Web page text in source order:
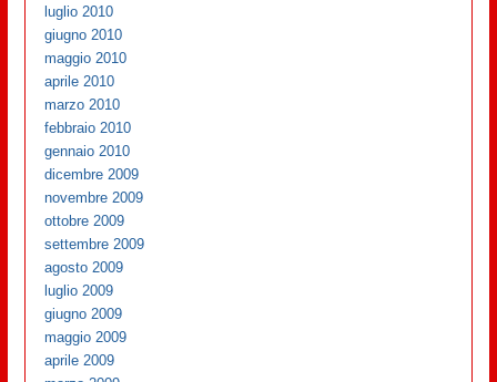
luglio 2010
giugno 2010
maggio 2010
aprile 2010
marzo 2010
febbraio 2010
gennaio 2010
dicembre 2009
novembre 2009
ottobre 2009
settembre 2009
agosto 2009
luglio 2009
giugno 2009
maggio 2009
aprile 2009